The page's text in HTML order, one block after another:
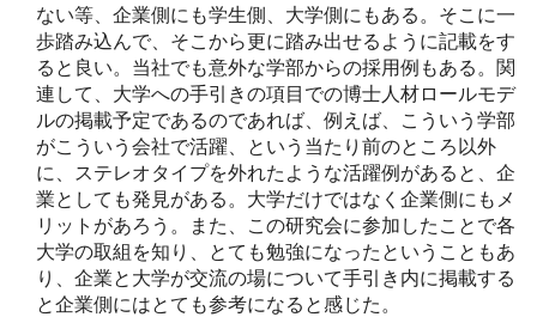
ない等、企業側にも学生側、大学側にもある。そこに一
歩踏み込んで、そこから更に踏み出せるように記載をす
ると良い。当社でも意外な学部からの採用例もある。関
連して、大学への手引きの項目での博士人材ロールモデ
ルの掲載予定であるのであれば、例えば、こういう学部
がこういう会社で活躍、という当たり前のところ以外
に、ステレオタイプを外れたような活躍例があると、企
業としても発見がある。大学だけではなく企業側にもメ
リットがあろう。また、この研究会に参加したことで各
大学の取組を知り、とても勉強になったということもあ
り、企業と大学が交流の場について手引き内に掲載する
と企業側にはとても参考になると感じた。